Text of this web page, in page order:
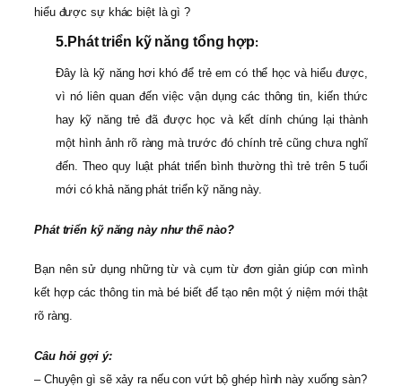
hiểu được sự khác biệt là gì ?
5.Phát triển kỹ năng tổng hợp:
Đây là kỹ năng hơi khó để trẻ em có thể học và hiểu được,
vì nó liên quan đến việc vận dụng các thông tin, kiến thức
hay kỹ năng trẻ đã được học và kết dính chúng lại thành
một hình ảnh rõ ràng mà trước đó chính trẻ cũng chưa nghĩ
đến. Theo quy luật phát triển bình thường thì trẻ trên 5 tuổi
mới có khả năng phát triển kỹ năng này.
Phát triển kỹ năng này như thế nào?
Bạn nên sử dụng những từ và cụm từ đơn giản giúp con mình
kết hợp các thông tin mà bé biết để tạo nên một ý niệm mới thật
rõ ràng.
Câu hỏi gợi ý:
– Chuyện gì sẽ xảy ra nếu con vứt bộ ghép hình này xuống sàn?